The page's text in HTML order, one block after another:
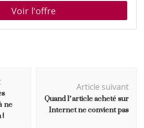
ne
!
Article suivant
Quand l’article acheté sur
Internet ne convient pas